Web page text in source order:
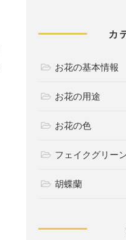
カ
お花の基本情報
お花の用途
お花の色
フェイクグリー
胡蝶蘭